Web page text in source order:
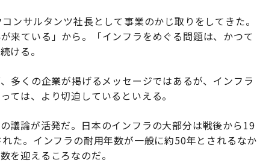
ンサルタンツ社長として事業のかじ取りをしてきた。
来ている」から。「インフラをめぐる問題は、かつて
ける。
多くの企業が掲げるメッセージではあるが、インフラ
ては、より切迫しているといえる。
議論が活発だ。日本のインフラの大部分は戦後から19
た。インフラの耐用年数が一般に約50年とされるなか
を迎えるころなのだ。